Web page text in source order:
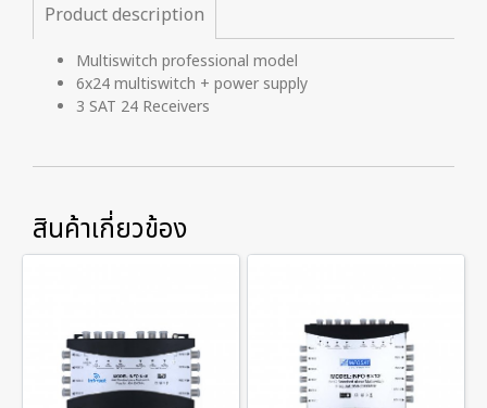
Product description
Multiswitch professional model
6x24 multiswitch + power supply
3 SAT 24 Receivers
สินค้าเกี่ยวข้อง